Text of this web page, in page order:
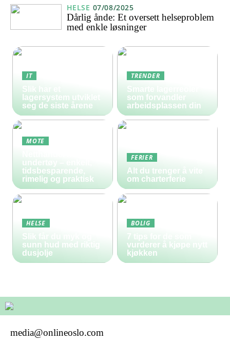
HELSE 07/08/2025
Dårlig ånde: Et oversett helseproblem
med enkle løsninger
IT
Slik har et
lagersystem utviklet
seg de siste årene
TRENDER
Smarte lagerreoler
som forvandler
arbeidsplassen din
MOTE
undertøy – enkelt,
tidsbesparende,
rimelig og praktisk
FERIER
Alt du trenger å vite
om charterferie
HELSE
Slik får du myk og
sunn hud med riktig
dusjolje
BOLIG
7 tips for de som
vurderer å kjøpe nytt
kjøkken
media@onlineoslo.com